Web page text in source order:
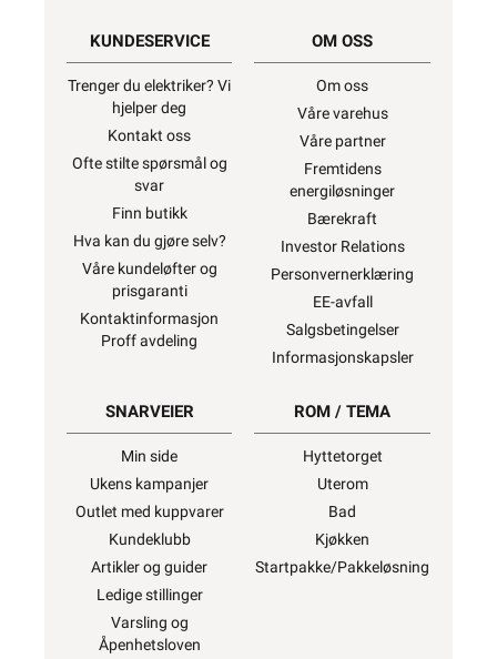
KUNDESERVICE
Trenger du elektriker? Vi
hjelper deg
Kontakt oss
Ofte stilte spørsmål og
svar
Finn butikk
Hva kan du gjøre selv?
Våre kundeløfter og
prisgaranti
Kontaktinformasjon
Proff avdeling
OM OSS
Om oss
Våre varehus
Våre partner
Fremtidens
energiløsninger
Bærekraft
Investor Relations
Personvernerklæring
EE-avfall
Salgsbetingelser
Informasjonskapsler
SNARVEIER
Min side
Ukens kampanjer
Outlet med kuppvarer
Kundeklubb
Artikler og guider
Ledige stillinger
Varsling og
Åpenhetsloven
ROM / TEMA
Hyttetorget
Uterom
Bad
Kjøkken
Startpakke/Pakkeløsning